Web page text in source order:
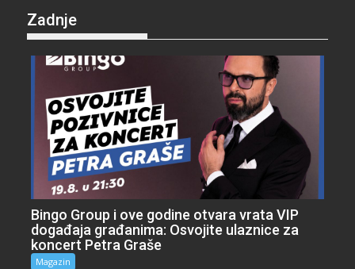
Zadnje
Bingo Group i ove godine otvara vrata VIP
događaja građanima: Osvojite ulaznice za
koncert Petra Graše
Magazin